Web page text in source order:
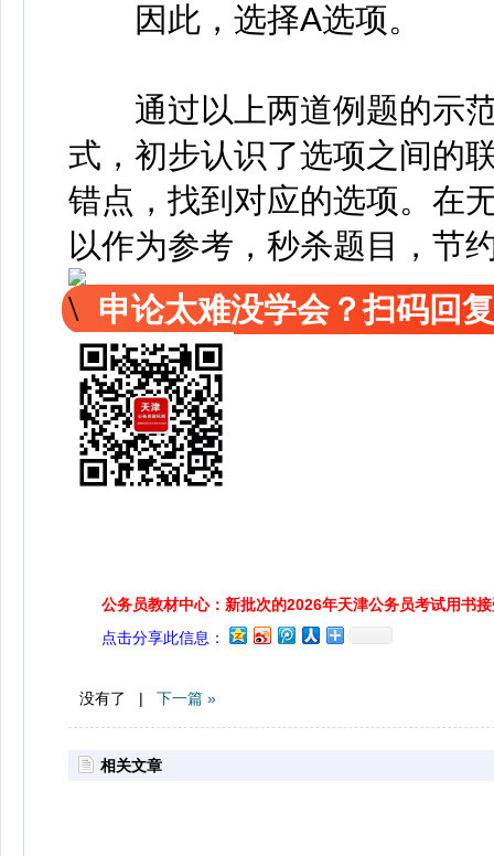
因此，选择A选项。
通过以上两道例题的示范
式，初步认识了选项之间的
错点，找到对应的选项。在
以作为参考，秒杀题目，节
申论太难没学会？扫码回
公务员教材中心：新批次的2026年天津公务员考试用书
点击分享此信息：
没有了 | 下一篇 »
相关文章